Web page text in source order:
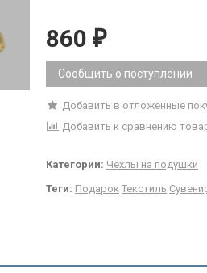
860 ₽
Сообщить о поступлении
Добавить в отложенные
Добавить к сравнению
Категории: Чехлы на подушки
Теги: Подарок Текстиль